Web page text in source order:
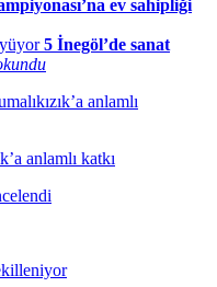
ev sahipliği
5 İnegöl’de sanat
anlamlı katkı